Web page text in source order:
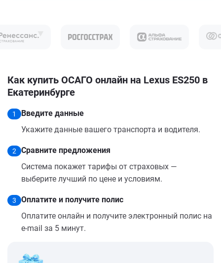
Как купить ОСАГО онлайн на Lexus ES250 в
Екатеринбурге
1
Введите данные
Укажите данные вашего транспорта и водителя.
2
Сравните предложения
Система покажет тарифы от страховых —
выберите лучший по цене и условиям.
3
Оплатите и получите полис
Оплатите онлайн и получите электронный полис на
e-mail за 5 минут.